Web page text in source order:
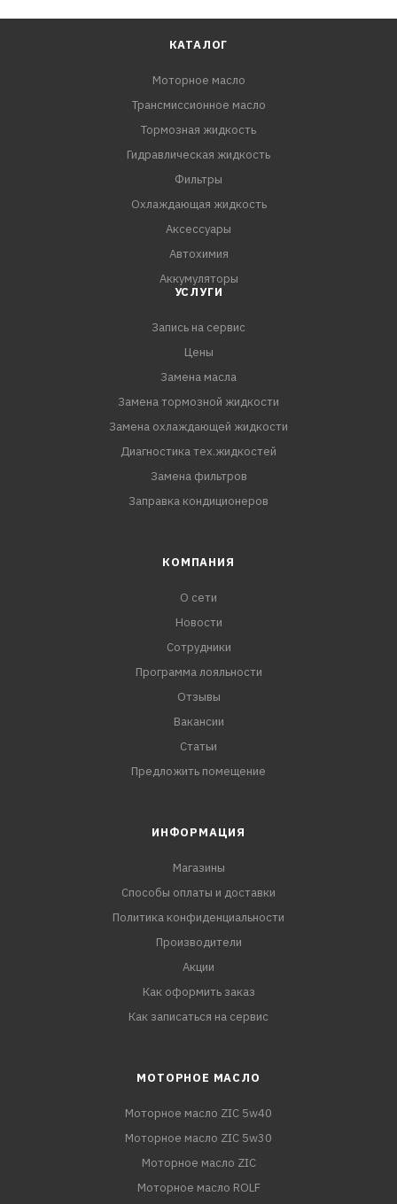
КАТАЛОГ
Моторное масло
Трансмиссионное масло
Тормозная жидкость
Гидравлическая жидкость
Фильтры
Охлаждающая жидкость
Аксессуары
Автохимия
Аккумуляторы
УСЛУГИ
Запись на сервис
Цены
Замена масла
Замена тормозной жидкости
Замена охлаждающей жидкости
Диагностика тех.жидкостей
Замена фильтров
Заправка кондиционеров
КОМПАНИЯ
О сети
Новости
Сотрудники
Программа лояльности
Отзывы
Вакансии
Статьи
Предложить помещение
ИНФОРМАЦИЯ
Магазины
Способы оплаты и доставки
Политика конфиденциальности
Производители
Акции
Как оформить заказ
Как записаться на сервис
МОТОРНОЕ МАСЛО
Моторное масло ZIC 5w40
Моторное масло ZIC 5w30
Моторное масло ZIC
Моторное масло ROLF